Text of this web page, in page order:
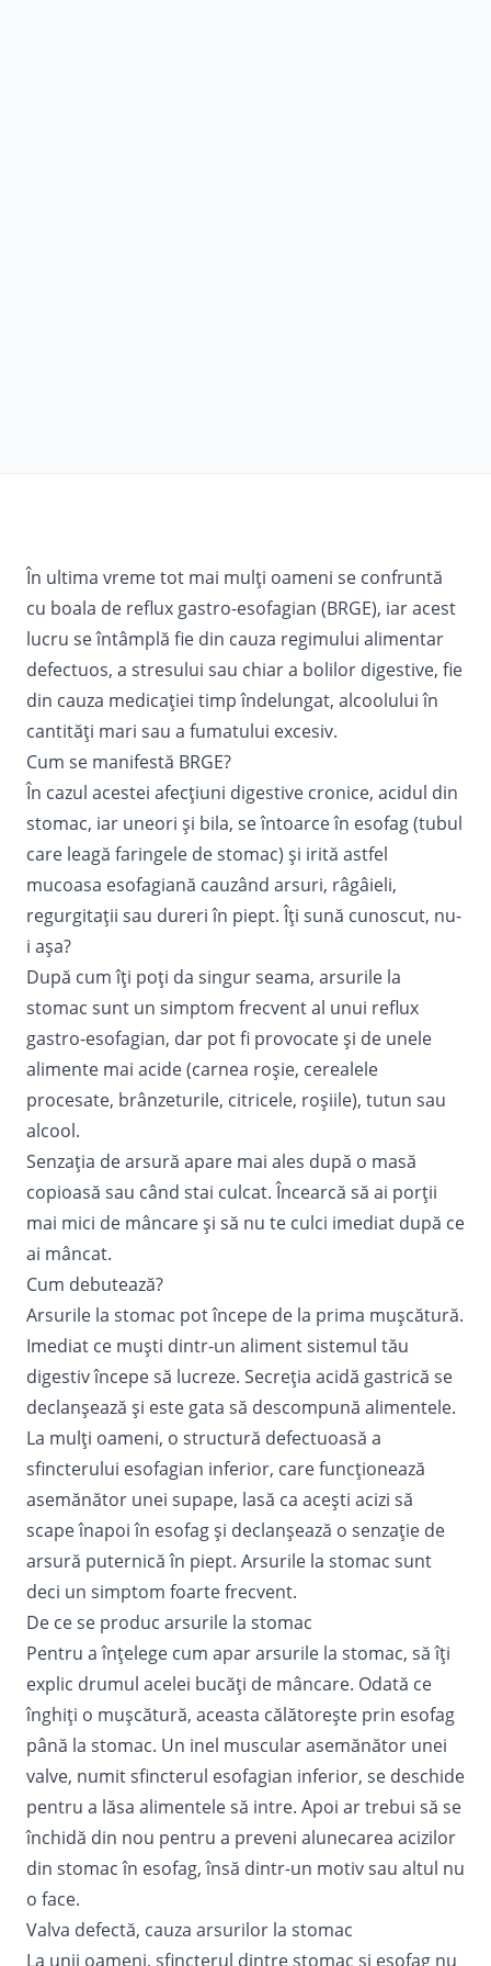
În ultima vreme tot mai mulți oameni se confruntă
cu boala de reflux gastro-esofagian (BRGE), iar acest
lucru se întâmplă fie din cauza regimului alimentar
defectuos, a stresului sau chiar a bolilor digestive, fie
din cauza medicației timp îndelungat, alcoolului în
cantități mari sau a fumatului excesiv.
Cum se manifestă BRGE?
În cazul acestei afecțiuni digestive cronice, acidul din
stomac, iar uneori și bila, se întoarce în esofag (tubul
care leagă faringele de stomac) și irită astfel
mucoasa esofagiană cauzând arsuri, râgâieli,
regurgitații sau dureri în piept. Îți sună cunoscut, nu-
i așa?
După cum îți poți da singur seama, arsurile la
stomac sunt un simptom frecvent al unui reflux
gastro-esofagian, dar pot fi provocate și de unele
alimente mai acide (carnea roșie, cerealele
procesate, brânzeturile, citricele, roșiile), tutun sau
alcool.
Senzația de arsură apare mai ales după o masă
copioasă sau când stai culcat. Încearcă să ai porții
mai mici de mâncare și să nu te culci imediat după ce
ai mâncat.
Cum debutează?
Arsurile la stomac pot începe de la prima mușcătură.
Imediat ce muști dintr-un aliment sistemul tău
digestiv începe să lucreze. Secreția acidă gastrică se
declanșează și este gata să descompună alimentele.
La mulți oameni, o structură defectuoasă a
sfincterului esofagian inferior, care funcționează
asemănător unei supape, lasă ca acești acizi să
scape înapoi în esofag și declanșează o senzație de
arsură puternică în piept. Arsurile la stomac sunt
deci un simptom foarte frecvent.
De ce se produc arsurile la stomac
Pentru a înțelege cum apar arsurile la stomac, să îți
explic drumul acelei bucăți de mâncare. Odată ce
înghiți o mușcătură, aceasta călătorește prin esofag
până la stomac. Un inel muscular asemănător unei
valve, numit sfincterul esofagian inferior, se deschide
pentru a lăsa alimentele să intre. Apoi ar trebui să se
închidă din nou pentru a preveni alunecarea acizilor
din stomac în esofag, însă dintr-un motiv sau altul nu
o face.
Valva defectă, cauza arsurilor la stomac
La unii oameni, sfincterul dintre stomac și esofag nu